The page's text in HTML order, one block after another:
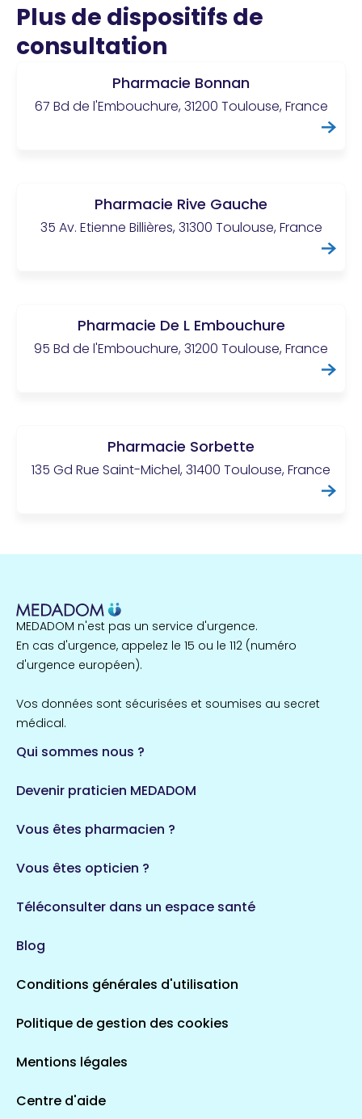
Plus de dispositifs de
consultation
Pharmacie Bonnan
67 Bd de l'Embouchure, 31200 Toulouse, France
Pharmacie Rive Gauche
35 Av. Etienne Billières, 31300 Toulouse, France
Pharmacie De L Embouchure
95 Bd de l'Embouchure, 31200 Toulouse, France
Pharmacie Sorbette
135 Gd Rue Saint-Michel, 31400 Toulouse, France
MEDADOM n'est pas un service d'urgence.
En cas d'urgence, appelez le 15 ou le 112 (numéro
d'urgence européen).
Vos données sont sécurisées et soumises au secret
médical.
Qui sommes nous ?
Devenir praticien MEDADOM
Vous êtes pharmacien ?
Vous êtes opticien ?
Téléconsulter dans un espace santé
Blog
Conditions générales d'utilisation
Politique de gestion des cookies
Mentions légales
Centre d'aide